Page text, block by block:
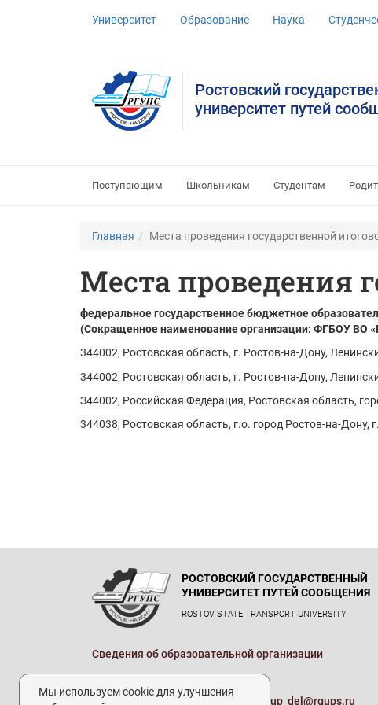
Университет Образование Наука
Ростовский
университет путей
Поступающим Школьникам Студентам
Главная Места проведения государственной
Места проведения
федеральное государственное бюджетное
(Сокращенное наименование организации: ФГБОУ ВО
344002, Ростовская область, г. Ростов-на-Дону,
344002, Ростовская область, г. Ростов-на-Дону,
З44002, Российская Федерация, Ростовская область,
344038, Ростовская область, г.о. город Ростов-на-
РОСТОВСКИЙ ГОСУДАРСТВЕННЫЙ
УНИВЕРСИТЕТ ПУТЕЙ СООБЩЕНИЯ
ROSTOV STATE TRANSPORT UNIVERSITY
Сведения об образовательной организации
Реквизиты
Электронная почта университета: up_del@rgups.ru
Мы используем cookie для улучшения